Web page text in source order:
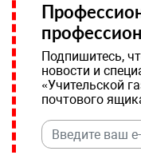
Подпишитесь,
новости и
«Учительской
почтового